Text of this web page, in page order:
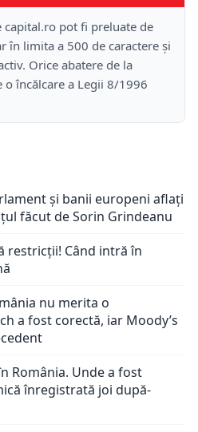
pot fi preluate de
în limita a 500 de caractere și
Orice abatere de la
o încălcare a Legii 8/1996
și banii europeni aflați
făcut de Sorin Grindeanu
restricții! Când intră în
nu merita o
a fost corectă, iar Moody’s
România. Unde a fost
înregistrată joi după-